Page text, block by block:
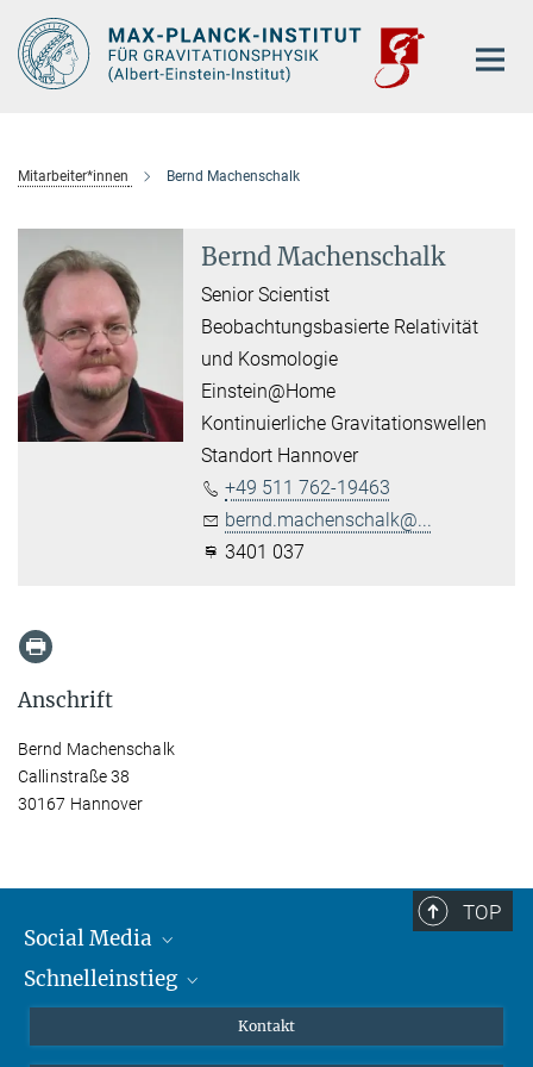
Hauptinhalt
Mitarbeiter*innen Bernd Machenschalk
Bernd Machenschalk
Senior Scientist
Beobachtungsbasierte Relativität
und Kosmologie
Einstein@Home
Kontinuierliche Gravitationswellen
Standort Hannover
+49 511 762-19463
bernd.machenschalk@...
3401 037
Anschrift
Bernd Machenschalk
Callinstraße 38
30167 Hannover
TOP
Social Media
Mastodon
Schnelleinstieg
Studierende
Kontakt